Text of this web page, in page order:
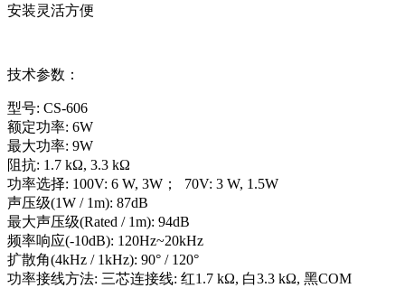
安装灵活方便
技术参数：
型号: CS-606
额定功率: 6W
最大功率: 9W
阻抗: 1.7 kΩ, 3.3 kΩ
功率选择: 100V: 6 W, 3W； 70V: 3 W, 1.5W
声压级(1W / 1m): 87dB
最大声压级(Rated / 1m): 94dB
频率响应(-10dB): 120Hz~20kHz
扩散角(4kHz / 1kHz): 90° / 120°
功率接线方法: 三芯连接线: 红1.7 kΩ, 白3.3 kΩ, 黑COM